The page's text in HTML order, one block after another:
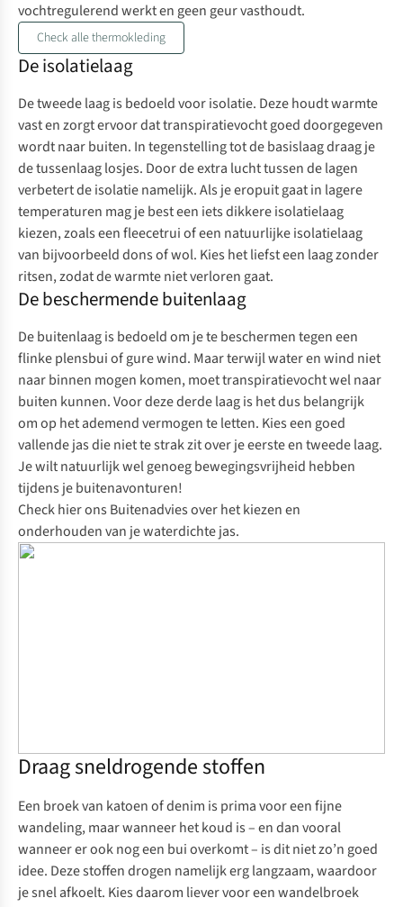
vochtregulerend werkt en geen geur vasthoudt.
Check alle thermokleding
De isolatielaag
De tweede laag is bedoeld voor isolatie. Deze houdt warmte
vast en zorgt ervoor dat transpiratievocht goed doorgegeven
wordt naar buiten. In tegenstelling tot de basislaag draag je
de tussenlaag losjes. Door de extra lucht tussen de lagen
verbetert de isolatie namelijk. Als je eropuit gaat in lagere
temperaturen mag je best een iets dikkere isolatielaag
kiezen, zoals eenfleecetruiof een natuurlijke isolatielaag
van bijvoorbeeld dons of wol. Kies het liefst een laag zonder
ritsen, zodat de warmte niet verloren gaat.
De beschermende buitenlaag
De buitenlaag is bedoeld om je te beschermen tegen een
flinke plensbui of gure wind. Maar terwijl water en wind niet
naar binnen mogen komen, moet transpiratievocht wel naar
buiten kunnen. Voor deze derde laag is het dus belangrijk
om op het ademend vermogen te letten. Kies een goed
vallende jas die niet te strak zit over je eerste en tweede laag.
Je wilt natuurlijk wel genoeg bewegingsvrijheid hebben
tijdens je buitenavonturen!
Check hier ons Buitenadvies over hetkiezen en
onderhouden van je waterdichte jas.
Draag sneldrogende stoffen
Een broek van katoen of denim is prima voor een fijne
wandeling, maar wanneer het koud is – en dan vooral
wanneer er ook nog een bui overkomt – is dit niet zo’n goed
idee. Deze stoffen drogen namelijk erg langzaam, waardoor
je snel afkoelt. Kies daarom liever voor eenwandelbroek